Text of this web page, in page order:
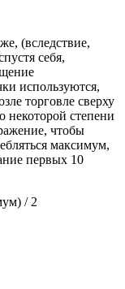
(вследствие,
себя,
используются,
торговле сверху
некоторой степени
чтобы
максимум,
первых 10
/ 2